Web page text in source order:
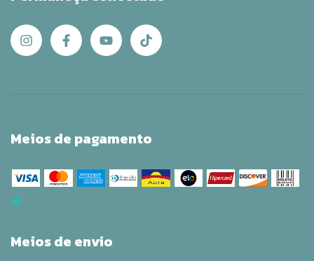
Meios de pagamento
Meios de envio